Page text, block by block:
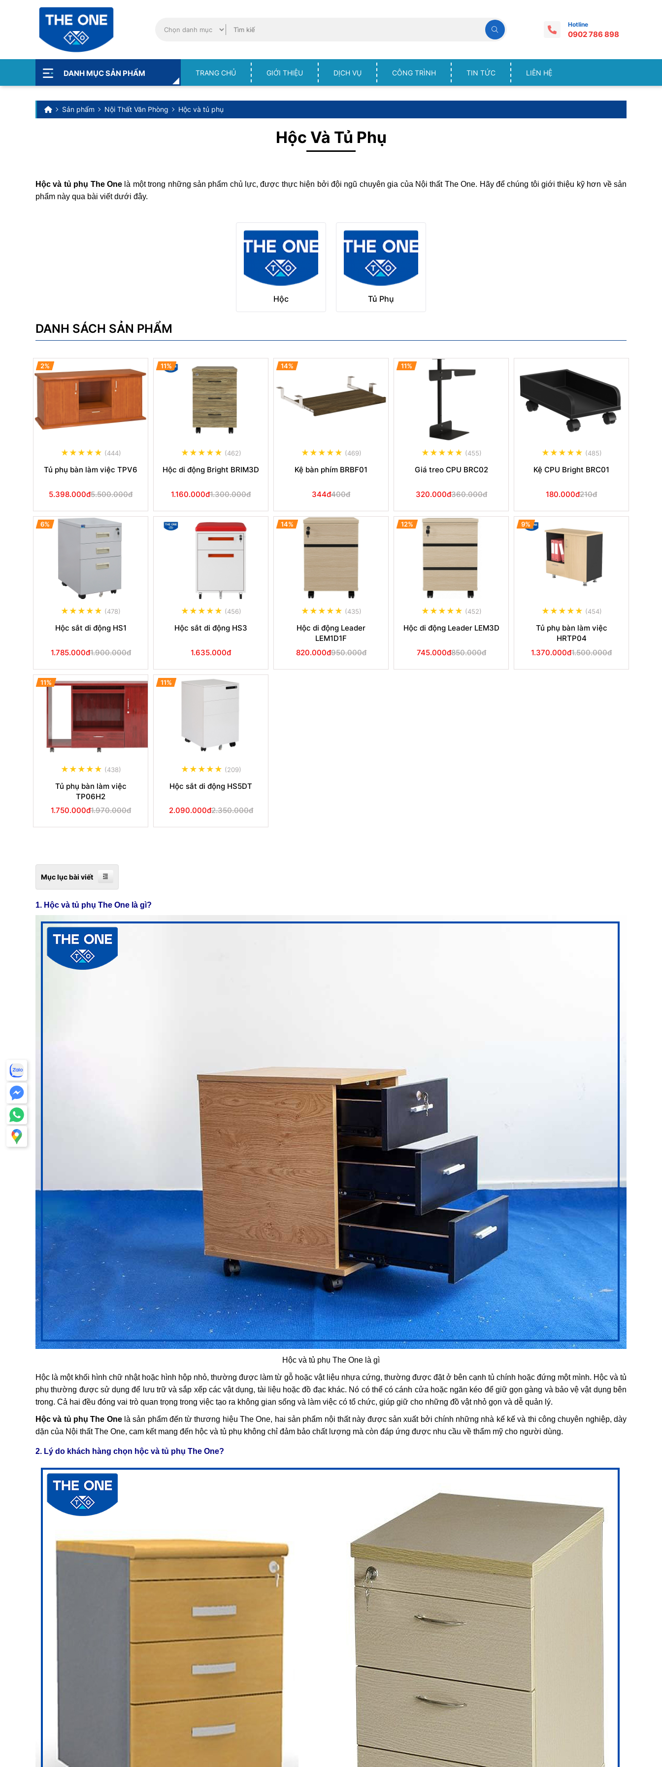
Hotline
0902 786 898
DANH MỤC SẢN PHẨM TRANG CHỦ GIỚI THIỆU DỊCH VỤ CÔNG TRÌNH TIN TỨC LIÊN HỆ
Sản phẩm Nội Thất Văn Phòng Hộc và tủ phụ
Hộc Và Tủ Phụ
Hộc và tủ phụ The Onelà một trong những sản phẩm chủ lực, được thực hiện bởi đội ngũ chuyên gia của Nội thất The One. Hãy để chúng tôi giới thiệu kỹ hơn về sản
phẩm này qua bài viết dưới đây.
Hộc Tủ Phụ
DANH SÁCH SẢN PHẨM
2%
(444)
Tủ phụ bàn làm việc TPV6
5.398.000đ5.500.000đ
11%
(462)
Hộc di động Bright BRIM3D
1.160.000đ1.300.000đ
14%
(469)
Kệ bàn phím BRBF01
344đ400đ
11%
(455)
Giá treo CPU BRC02
320.000đ360.000đ
(485)
Kệ CPU Bright BRC01
180.000đ210đ
6%
(478)
Hộc sắt di động HS1
1.785.000đ1.900.000đ
(456)
Hộc sắt di động HS3
1.635.000đ
14%
(435)
Hộc di động Leader
LEM1D1F
820.000đ950.000đ
12%
(452)
Hộc di động Leader LEM3D
745.000đ850.000đ
9%
(454)
Tủ phụ bàn làm việc
HRTP04
1.370.000đ1.500.000đ
11%
(438)
Tủ phụ bàn làm việc
TP06H2
1.750.000đ1.970.000đ
11%
(209)
Hộc sắt di động HS5DT
2.090.000đ2.350.000đ
Mục lục bài viết
1. Hộc và tủ phụ The One là gì?
Hộc và tủ phụ The One là gì
Hộc là một khối hình chữ nhật hoặc hình hộp nhỏ, thường được làm từ gỗ hoặc vật liệu nhựa cứng, thường được đặt ở bên cạnh tủ chính hoặc đứng một mình. Hộc và tủ
phụ thường được sử dụng để lưu trữ và sắp xếp các vật dụng, tài liệu hoặc đồ đạc khác. Nó có thể có cánh cửa hoặc ngăn kéo để giữ gọn gàng và bảo vệ vật dụng bên
trong. Cả hai đều đóng vai trò quan trọng trong việc tạo ra không gian sống và làm việc có tổ chức, giúp giữ cho những đồ vật nhỏ gọn và dễ quản lý.
Hộc và tủ phụ The Onelà sản phẩm đến từ thương hiệu The One, hai sản phẩm nội thất này được sản xuất bởi chính những nhà kế kế và thi công chuyên nghiệp, dày
dặn của Nội thất The One, cam kết mang đến hộc và tủ phụ không chỉ đảm bảo chất lượng mà còn đáp ứng được nhu cầu về thẩm mỹ cho người dùng.
2. Lý do khách hàng chọn hộc và tủ phụ The One?